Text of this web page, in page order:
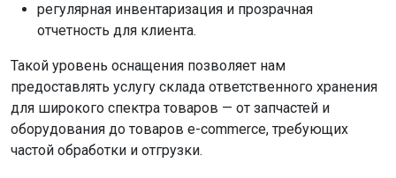
регулярная инвентаризация и прозрачная
отчетность для клиента.
Такой уровень оснащения позволяет нам
предоставлять услугу склада ответственного хранения
для широкого спектра товаров — от запчастей и
оборудования до товаров e-commerce, требующих
частой обработки и отгрузки.